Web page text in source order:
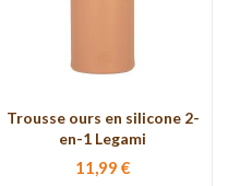
Trousse ours en silicone 2-
en-1 Legami
11,99 €